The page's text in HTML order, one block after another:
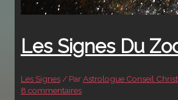
Les Signes Du
Les Signes/ ParAstrologue Conseil
8 commentaires